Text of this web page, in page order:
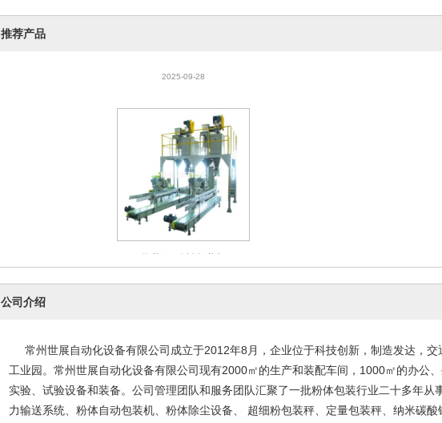
推荐产品
袋装粒/粉料包装机
2025-09-28
公司介绍
常州世展自动化设备有限公司成立于2012年8月，企业位于科技创新，制造发达，交
工业园。常州世展自动化设备有限公司现有2000㎡的生产和装配车间，1000㎡的办公
实验、试验设备和装备。公司管理团队和服务团队汇聚了一批粉体包装行业二十多年从
力输送系统、粉体自动包装机、粉体除尘设备、 超细粉包装秤、定量包装秤、纳米碳